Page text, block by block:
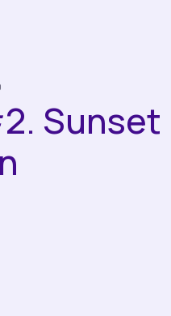
Sunset